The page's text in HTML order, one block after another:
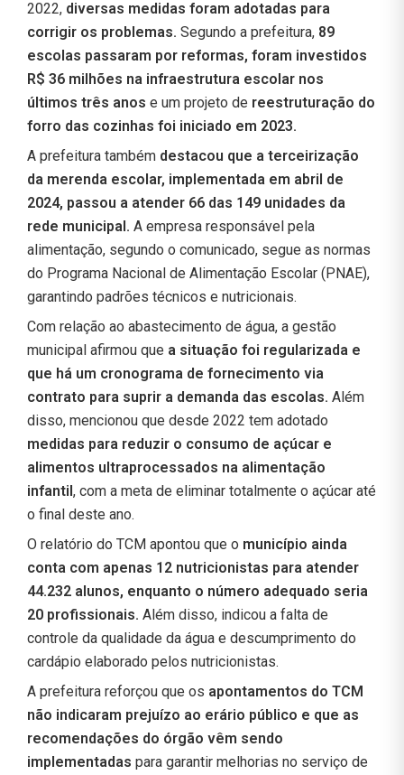
2022, diversas medidas foram adotadas para
corrigir os problemas. Segundo a prefeitura, 89
escolas passaram por reformas, foram investidos
R$ 36 milhões na infraestrutura escolar nos
últimos três anos e um projeto de reestruturação do
forro das cozinhas foi iniciado em 2023.
A prefeitura também destacou que a terceirização
da merenda escolar, implementada em abril de
2024, passou a atender 66 das 149 unidades da
rede municipal. A empresa responsável pela
alimentação, segundo o comunicado, segue as normas
do Programa Nacional de Alimentação Escolar (PNAE),
garantindo padrões técnicos e nutricionais.
Com relação ao abastecimento de água, a gestão
municipal afirmou que a situação foi regularizada e
que há um cronograma de fornecimento via
contrato para suprir a demanda das escolas. Além
disso, mencionou que desde 2022 tem adotado
medidas para reduzir o consumo de açúcar e
alimentos ultraprocessados na alimentação
infantil, com a meta de eliminar totalmente o açúcar até
o final deste ano.
O relatório do TCM apontou que o município ainda
conta com apenas 12 nutricionistas para atender
44.232 alunos, enquanto o número adequado seria
20 profissionais. Além disso, indicou a falta de
controle da qualidade da água e descumprimento do
cardápio elaborado pelos nutricionistas.
A prefeitura reforçou que os apontamentos do TCM
não indicaram prejuízo ao erário público e que as
recomendações do órgão vêm sendo
implementadas para garantir melhorias no serviço de